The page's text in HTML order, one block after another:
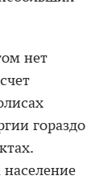
нет
гораздо